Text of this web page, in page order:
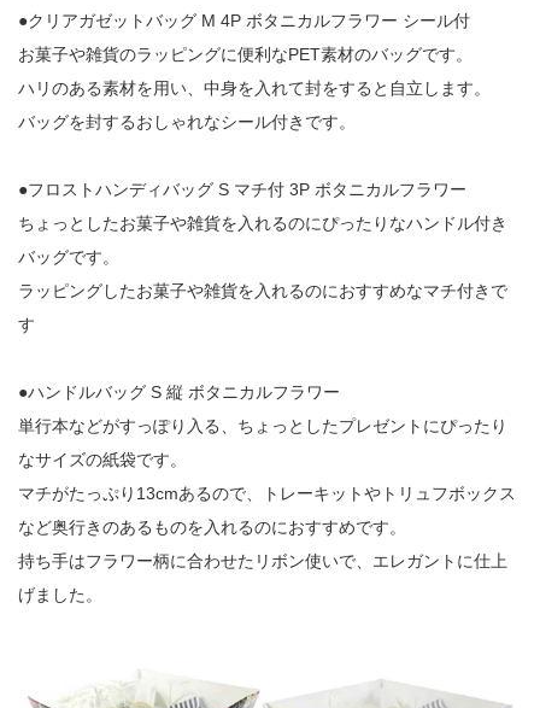
●クリアガゼットバッグ M 4P ボタニカルフラワー シール付
お菓子や雑貨のラッピングに便利なPET素材のバッグです。
ハリのある素材を用い、中身を入れて封をすると自立します。
バッグを封するおしゃれなシール付きです。
●フロストハンディバッグ S マチ付 3P ボタニカルフラワー
ちょっとしたお菓子や雑貨を入れるのにぴったりなハンドル付き
バッグです。
ラッピングしたお菓子や雑貨を入れるのにおすすめなマチ付きで
す
●ハンドルバッグ S 縦 ボタニカルフラワー
単行本などがすっぽり入る、ちょっとしたプレゼントにぴったり
なサイズの紙袋です。
マチがたっぷり13cmあるので、トレーキットやトリュフボックス
など奥行きのあるものを入れるのにおすすめです。
持ち手はフラワー柄に合わせたリボン使いで、エレガントに仕上
げました。